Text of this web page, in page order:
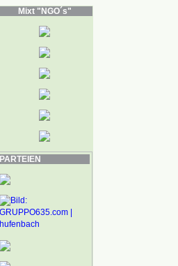
Mixt "NGO´s"
PARTEIEN